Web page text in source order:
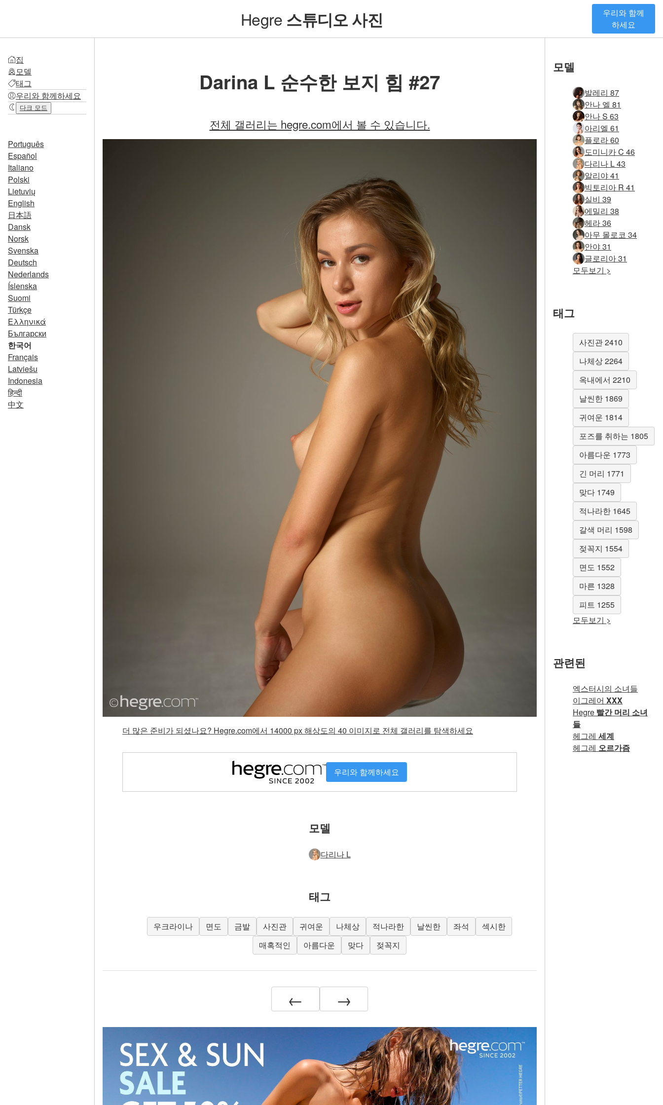
Hegre 스튜디오 사진
우리와 함께
하세요
집
모델
태그
우리와 함께하세요
다크 모드
Português
Español
Italiano
Polski
Lietuvių
English
日本語
Dansk
Norsk
Svenska
Deutsch
Nederlands
Íslenska
Suomi
Türkçe
Ελληνικά
Български
한국어
Français
Latviešu
Indonesia
हिन्दी
中文
Darina L 순수한 보지 힘 #27
전체 갤러리는 hegre.com에서 볼 수 있습니다.
더 많은 준비가 되셨나요? Hegre.com에서 14000 px 해상도의 40 이미지로 전체 갤러리를 탐색하세요
우리와 함께하세요
모델
다리나 L
태그
우크라이나 면도 금발 사진관 귀여운 나체상 적나라한 날씬한 좌석
섹시한
매혹적인
아름다운 맞다 젖꼭지
← →
모델
발레리 87
안나 엘 81
안나 S 63
아리엘 61
플로라 60
도미니카 C 46
다리나 L 43
알리야 41
빅토리아 R 41
실비 39
에밀리 38
헤라 36
아무 몰로코 34
안야 31
글로리아 31
모두보기 >
태그
사진관 2410
나체상 2264
옥내에서 2210
날씬한 1869
귀여운 1814
포즈를 취하는 1805
아름다운 1773
긴 머리 1771
맞다 1749
적나라한 1645
갈색 머리 1598
젖꼭지 1554
면도 1552
마른 1328
피트 1255
모두보기 >
관련된
엑스터시의 소녀들
이그레어 XXX
Hegre 빨간 머리 소녀
들
헤그레 세계
헤그레 오르가즘